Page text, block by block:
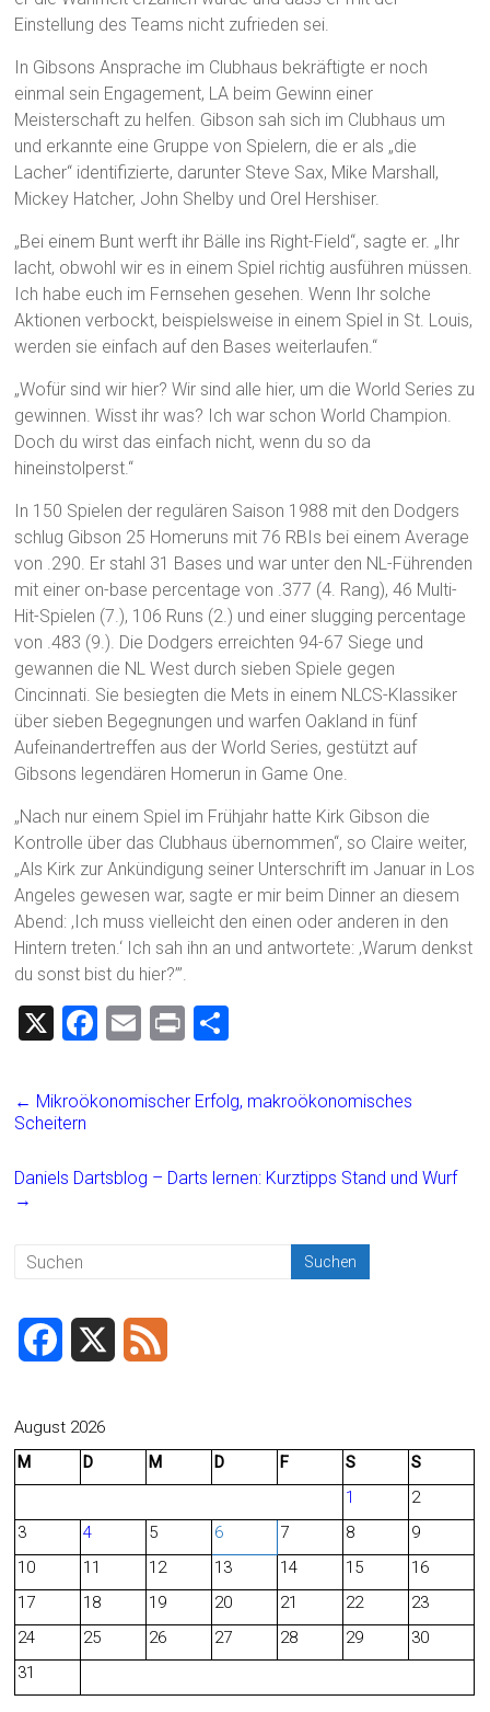
Einstellung des Teams nicht zufrieden sei.
In Gibsons Ansprache im Clubhaus bekräftigte er noch
einmal sein Engagement, LA beim Gewinn einer
Meisterschaft zu helfen. Gibson sah sich im Clubhaus um
und erkannte eine Gruppe von Spielern, die er als „die
Lacher“ identifizierte, darunter Steve Sax, Mike Marshall,
Mickey Hatcher, John Shelby und Orel Hershiser.
„Bei einem Bunt werft ihr Bälle ins Right-Field“, sagte er. „Ihr
lacht, obwohl wir es in einem Spiel richtig ausführen müssen.
Ich habe euch im Fernsehen gesehen. Wenn Ihr solche
Aktionen verbockt, beispielsweise in einem Spiel in St. Louis,
werden sie einfach auf den Bases weiterlaufen.“
„Wofür sind wir hier? Wir sind alle hier, um die World Series zu
gewinnen. Wisst ihr was? Ich war schon World Champion.
Doch du wirst das einfach nicht, wenn du so da
hineinstolperst.“
In 150 Spielen der regulären Saison 1988 mit den Dodgers
schlug Gibson 25 Homeruns mit 76 RBIs bei einem Average
von .290. Er stahl 31 Bases und war unter den NL-Führenden
mit einer on-base percentage von .377 (4. Rang), 46 Multi-
Hit-Spielen (7.), 106 Runs (2.) und einer slugging percentage
von .483 (9.). Die Dodgers erreichten 94-67 Siege und
gewannen die NL West durch sieben Spiele gegen
Cincinnati. Sie besiegten die Mets in einem NLCS-Klassiker
über sieben Begegnungen und warfen Oakland in fünf
Aufeinandertreffen aus der World Series, gestützt auf
Gibsons legendären Homerun in Game One.
„Nach nur einem Spiel im Frühjahr hatte Kirk Gibson die
Kontrolle über das Clubhaus übernommen“, so Claire weiter,
„Als Kirk zur Ankündigung seiner Unterschrift im Januar in Los
Angeles gewesen war, sagte er mir beim Dinner an diesem
Abend: ‚Ich muss vielleicht den einen oder anderen in den
Hintern treten.‘ Ich sah ihn an und antwortete: ‚Warum denkst
du sonst bist du hier?’”.
X
F
ce
o
E
ai
Pr
t
e
← Mikroökonomischer Erfolg, makroökonomisches
Scheitern
Daniels Dartsblog – Darts lernen: Kurztipps Stand und Wurf
→
c
b
o
August 2026
M
D M D F S
S
1
2
3
4 5 6 7 8
9
10
11 12 13 14 15
16
17
18 19 20 21 22
23
24
25 26 27 28 29
30
31